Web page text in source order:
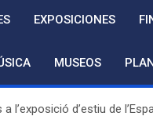
EXPOSICIONES
MUSEOS
l’exposició d’estiu de